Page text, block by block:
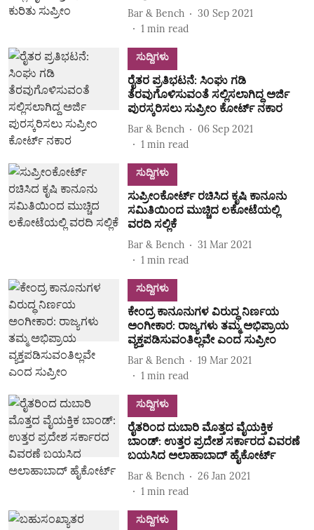
Bar & Bench
30 Sep 2021
1 min read
ಸುದ್ದಿಗಳು
ರೈತರ ಪ್ರತಿಭಟನೆ: ಸಿಂಘು ಗಡಿ
ತೆರವುಗೊಳಿಸುವಂತೆ ಸಲ್ಲಿಸಲಾಗಿದ್ದ ಅರ್ಜಿ
ಪುರಸ್ಕರಿಸಲು ಸುಪ್ರೀಂ ಕೋರ್ಟ್ ನಕಾರ
Bar & Bench
06 Sep 2021
1 min read
ಸುದ್ದಿಗಳು
ಸುಪ್ರೀಂಕೋರ್ಟ್ ರಚಿಸಿದ ಕೃಷಿ ಕಾನೂನು
ಸಮಿತಿಯಿಂದ ಮುಚ್ಚಿದ ಲಕೋಟೆಯಲ್ಲಿ
ವರದಿ ಸಲ್ಲಿಕೆ
Bar & Bench
31 Mar 2021
1 min read
ಸುದ್ದಿಗಳು
ಕೇಂದ್ರ ಕಾನೂನುಗಳ ವಿರುದ್ಧ ನಿರ್ಣಯ
ಅಂಗೀಕಾರ: ರಾಜ್ಯಗಳು ತಮ್ಮ ಅಭಿಪ್ರಾಯ
ವ್ಯಕ್ತಪಡಿಸುವಂತಿಲ್ಲವೇ ಎಂದ ಸುಪ್ರೀಂ
Bar & Bench
19 Mar 2021
1 min read
ಸುದ್ದಿಗಳು
ರೈತರಿಂದ ದುಬಾರಿ ಮೊತ್ತದ ವೈಯಕ್ತಿಕ
ಬಾಂಡ್‌: ಉತ್ತರ ಪ್ರದೇಶ ಸರ್ಕಾರದ ವಿವರಣೆ
ಬಯಸಿದ ಅಲಾಹಾಬಾದ್‌ ಹೈಕೋರ್ಟ್‌
Bar & Bench
26 Jan 2021
1 min read
ಸುದ್ದಿಗಳು